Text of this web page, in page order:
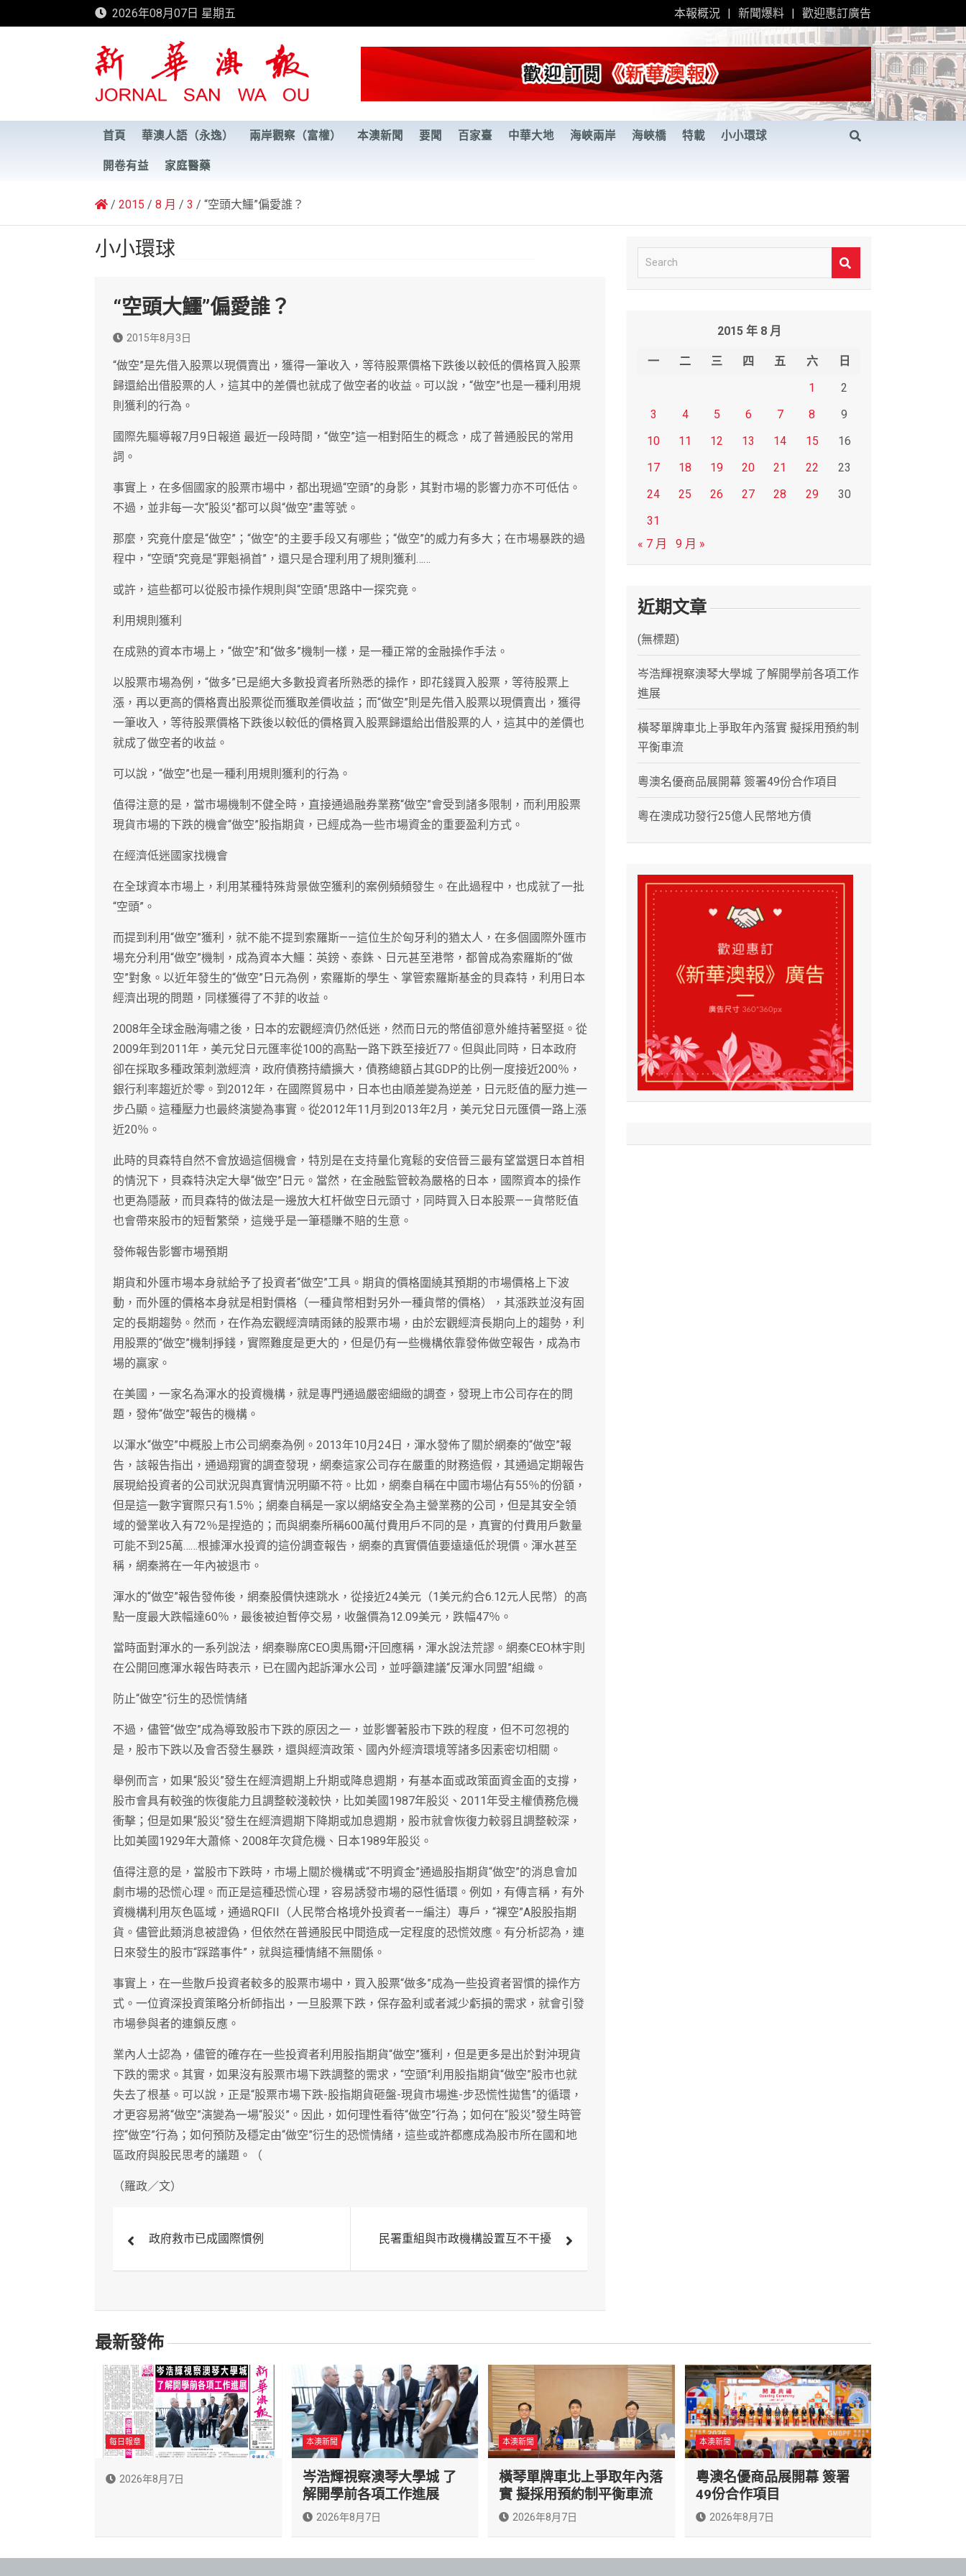
to
2026年08月07日 星期五 本報概況 新聞爆料 歡迎惠訂廣告
新華澳報
首頁 華澳人語（永逸） 兩岸觀察（富權） 本澳新聞 要聞 百家臺 中華大地 海峽兩岸 海峽橋 特載 小小環球
開卷有益 家庭醫藥
2015 8 月 3 “空頭大鱷”偏愛誰？
小小環球
“空頭大鱷”偏愛誰？
2015年8月3日
“做空”是先借入股票以現價賣出，獲得一筆收入，等待股票價格下跌後以較低的價格買入股票
歸還給出借股票的人，這其中的差價也就成了做空者的收益。可以說，“做空”也是一種利用規
則獲利的行為。
國際先驅導報7月9日報道 最近一段時間，“做空”這一相對陌生的概念，成了普通股民的常用
詞。
事實上，在多個國家的股票市場中，都出現過“空頭”的身影，其對市場的影響力亦不可低估。
不過，並非每一次“股災”都可以與“做空”畫等號。
那麼，究竟什麼是“做空”；“做空”的主要手段又有哪些；“做空”的威力有多大；在市場暴跌的過
程中，“空頭”究竟是“罪魁禍首”，還只是合理利用了規則獲利……
或許，這些都可以從股市操作規則與“空頭”思路中一探究竟。
利用規則獲利
在成熟的資本市場上，“做空”和“做多”機制一樣，是一種正常的金融操作手法。
以股票市場為例，“做多”已是絕大多數投資者所熟悉的操作，即花錢買入股票，等待股票上
漲，再以更高的價格賣出股票從而獲取差價收益；而“做空”則是先借入股票以現價賣出，獲得
一筆收入，等待股票價格下跌後以較低的價格買入股票歸還給出借股票的人，這其中的差價也
就成了做空者的收益。
可以說，“做空”也是一種利用規則獲利的行為。
值得注意的是，當市場機制不健全時，直接通過融券業務“做空”會受到諸多限制，而利用股票
現貨市場的下跌的機會“做空”股指期貨，已經成為一些市場資金的重要盈利方式。
在經濟低迷國家找機會
在全球資本市場上，利用某種特殊背景做空獲利的案例頻頻發生。在此過程中，也成就了一批
“空頭”。
而提到利用“做空”獲利，就不能不提到索羅斯——這位生於匈牙利的猶太人，在多個國際外匯市
場充分利用“做空”機制，成為資本大鱷：英鎊、泰銖、日元甚至港幣，都曾成為索羅斯的“做
空”對象。以近年發生的“做空”日元為例，索羅斯的學生、掌管索羅斯基金的貝森特，利用日本
經濟出現的問題，同樣獲得了不菲的收益。
2008年全球金融海嘯之後，日本的宏觀經濟仍然低迷，然而日元的幣值卻意外維持著堅挺。從
2009年到2011年，美元兌日元匯率從100的高點一路下跌至接近77。但與此同時，日本政府
卻在採取多種政策刺激經濟，政府債務持續擴大，債務總額占其GDP的比例一度接近200％，
銀行利率趨近於零。到2012年，在國際貿易中，日本也由順差變為逆差，日元貶值的壓力進一
步凸顯。這種壓力也最終演變為事實。從2012年11月到2013年2月，美元兌日元匯價一路上漲
近20％。
此時的貝森特自然不會放過這個機會，特別是在支持量化寬鬆的安倍晉三最有望當選日本首相
的情況下，貝森特決定大舉“做空”日元。當然，在金融監管較為嚴格的日本，國際資本的操作
也更為隱蔽，而貝森特的做法是一邊放大杠杆做空日元頭寸，同時買入日本股票——貨幣貶值
也會帶來股市的短暫繁榮，這幾乎是一筆穩賺不賠的生意。
發佈報告影響市場預期
期貨和外匯市場本身就給予了投資者“做空”工具。期貨的價格圍繞其預期的市場價格上下波
動，而外匯的價格本身就是相對價格（一種貨幣相對另外一種貨幣的價格），其漲跌並沒有固
定的長期趨勢。然而，在作為宏觀經濟晴雨錶的股票市場，由於宏觀經濟長期向上的趨勢，利
用股票的“做空”機制掙錢，實際難度是更大的，但是仍有一些機構依靠發佈做空報告，成為市
場的贏家。
在美國，一家名為渾水的投資機構，就是專門通過嚴密細緻的調查，發現上市公司存在的問
題，發佈“做空”報告的機構。
以渾水“做空”中概股上市公司網秦為例。2013年10月24日，渾水發佈了關於網秦的“做空”報
告，該報告指出，通過翔實的調查發現，網秦這家公司存在嚴重的財務造假，其通過定期報告
展現給投資者的公司狀況與真實情況明顯不符。比如，網秦自稱在中國市場佔有55％的份額，
但是這一數字實際只有1.5％；網秦自稱是一家以網絡安全為主營業務的公司，但是其安全領
域的營業收入有72％是捏造的；而與網秦所稱600萬付費用戶不同的是，真實的付費用戶數量
可能不到25萬……根據渾水投資的這份調查報告，網秦的真實價值要遠遠低於現價。渾水甚至
稱，網秦將在一年內被退市。
渾水的“做空”報告發佈後，網秦股價快速跳水，從接近24美元（1美元約合6.12元人民幣）的高
點一度最大跌幅達60％，最後被迫暫停交易，收盤價為12.09美元，跌幅47％。
當時面對渾水的一系列說法，網秦聯席CEO奧馬爾•汗回應稱，渾水說法荒謬。網秦CEO林宇則
在公開回應渾水報告時表示，已在國內起訴渾水公司，並呼籲建議“反渾水同盟”組織。
防止“做空”衍生的恐慌情緒
不過，儘管“做空”成為導致股市下跌的原因之一，並影響著股市下跌的程度，但不可忽視的
是，股市下跌以及會否發生暴跌，還與經濟政策、國內外經濟環境等諸多因素密切相關。
舉例而言，如果“股災”發生在經濟週期上升期或降息週期，有基本面或政策面資金面的支撐，
股市會具有較強的恢復能力且調整較淺較快，比如美國1987年股災、2011年受主權債務危機
衝擊；但是如果“股災”發生在經濟週期下降期或加息週期，股市就會恢復力較弱且調整較深，
比如美國1929年大蕭條、2008年次貸危機、日本1989年股災。
值得注意的是，當股市下跌時，市場上關於機構或“不明資金”通過股指期貨“做空”的消息會加
劇市場的恐慌心理。而正是這種恐慌心理，容易誘發市場的惡性循環。例如，有傳言稱，有外
資機構利用灰色區域，通過RQFII（人民幣合格境外投資者——編注）專戶，“裸空”A股股指期
貨。儘管此類消息被證偽，但依然在普通股民中間造成一定程度的恐慌效應。有分析認為，連
日來發生的股市“踩踏事件”，就與這種情緒不無關係。
事實上，在一些散戶投資者較多的股票市場中，買入股票“做多”成為一些投資者習慣的操作方
式。一位資深投資策略分析師指出，一旦股票下跌，保存盈利或者減少虧損的需求，就會引發
市場參與者的連鎖反應。
業內人士認為，儘管的確存在一些投資者利用股指期貨“做空”獲利，但是更多是出於對沖現貨
下跌的需求。其實，如果沒有股票市場下跌調整的需求，“空頭”利用股指期貨“做空”股市也就
失去了根基。可以說，正是“股票市場下跌-股指期貨砸盤-現貨市場進-步恐慌性拋售”的循環，
才更容易將“做空”演變為一場“股災”。因此，如何理性看待“做空”行為；如何在“股災”發生時管
控“做空”行為；如何預防及穩定由“做空”衍生的恐慌情緒，這些或許都應成為股市所在國和地
區政府與股民思考的議題。（
（羅政／文）
章
導
覽
政府救市已成國際慣例 民署重組與市政機構設置互不干擾
e
2015 年 8 月
一 二 三 四 五 六
日
1
2
3
4 5 6 7 8
9
10
11 12 13 14 15
16
17
18 19 20 21 22
23
24
25 26 27 28 29
30
31
« 7 月
9 月 »
近期文章
(無標題)
岑浩輝視察澳琴大學城 了解開學前各項工作
進展
橫琴單牌車北上爭取年內落實 擬採用預約制
平衡車流
粵澳名優商品展開幕 簽署49份合作項目
粵在澳成功發行25億人民幣地方債
最新發佈
每日報章
2026年8月7日
本澳新聞
岑浩輝視察澳琴大學城 了
解開學前各項工作進展
2026年8月7日
本澳新聞
橫琴單牌車北上爭取年內落
實 擬採用預約制平衡車流
2026年8月7日
本澳新聞
粵澳名優商品展開幕 簽署
49份合作項目
2026年8月7日